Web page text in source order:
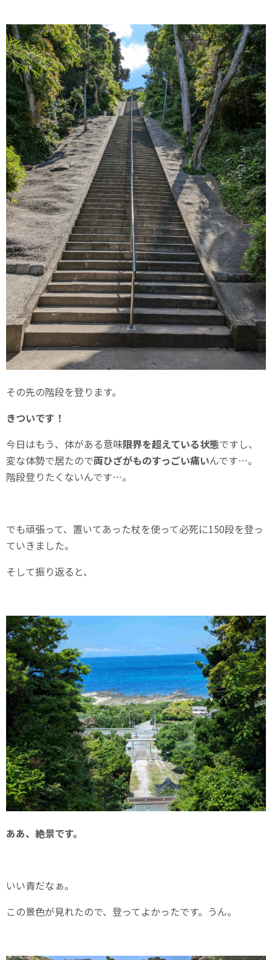
その先の階段を登ります。
きついです！
今日はもう、体がある意味限界を超えている状態ですし、
変な体勢で居たので両ひざがものすっごい痛いんです…。
階段登りたくないんです…。
でも頑張って、置いてあった杖を使って必死に150段を登っ
ていきました。
そして振り返ると、
ああ、絶景です。
いい青だなぁ。
この景色が見れたので、登ってよかったです。うん。